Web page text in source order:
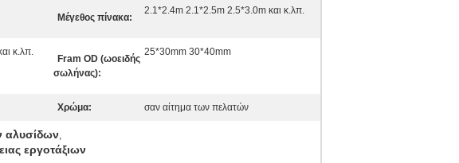
Μέγεθος πίνακα:
2.1*2.4m 2.1*2.5m 2.5*3.0m και κ.λπ.
κ.λπ.
Fram OD (ωοειδής
σωλήνας):
25*30mm 30*40mm
Χρώμα: σαν αίτημα των πελατών
αλυσίδων,
εργοτάξιων